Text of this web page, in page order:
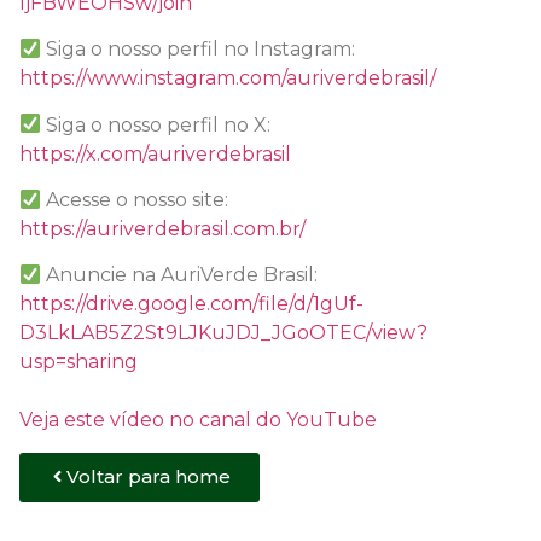
Siga o nosso perfil no Instagram:
https://www.instagram.com/auriverdebrasil/
Siga o nosso perfil no X:
https://x.com/auriverdebrasil
Acesse o nosso site:
https://auriverdebrasil.com.br/
Anuncie na AuriVerde Brasil:
https://drive.google.com/file/d/1gUf-
D3LkLAB5Z2St9LJKuJDJ_JGoOTEC/view?
usp=sharing
Veja este vídeo no canal do YouTube
Voltar para home